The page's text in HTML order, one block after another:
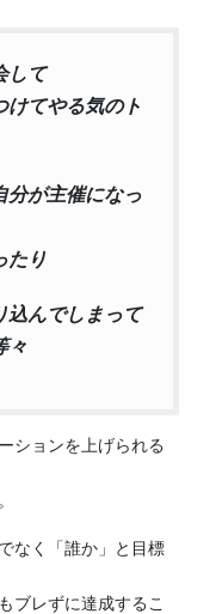
して
てやる気のト
分が主催になっ
たり
んでしまって
々
ションを上げられる
なく「誰か」と目標
ブレずに達成するこ